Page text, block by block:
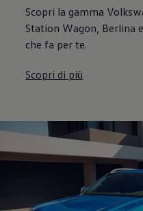
Scopri la gamma
Station Wagon, Berlina
che fa per te.
Scopri di più